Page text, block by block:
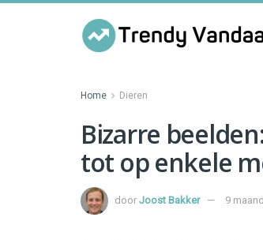
Home Dieren
Bizarre
tot op enkele
door Joost Bakker 9